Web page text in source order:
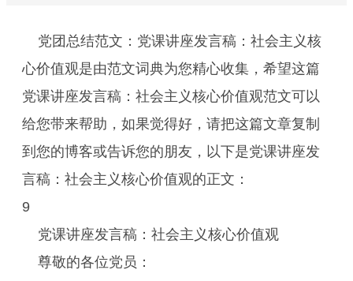
党团总结范文：党课讲座发言稿：社会主义核
心价值观是由范文词典为您精心收集，希望这篇
党课讲座发言稿：社会主义核心价值观范文可以
给您带来帮助，如果觉得好，请把这篇文章复制
到您的博客或告诉您的朋友，以下是党课讲座发
言稿：社会主义核心价值观的正文：
9
党课讲座发言稿：社会主义核心价值观
尊敬的各位党员：